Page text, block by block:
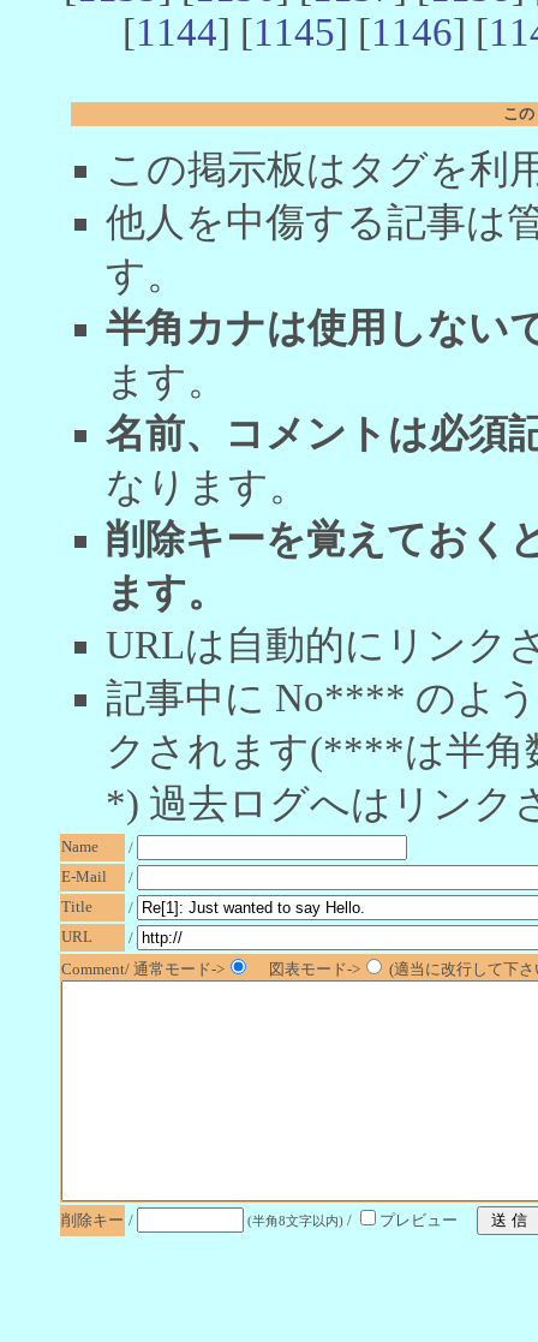
[1144] [1145] [1146] [
こ
この掲示板はタグを利
他人を中傷する記事は
す。
半角カナは使用しない
ます。
名前、コメントは必須
なります。
削除キーを覚えておく
ます。
URLは自動的にリンク
記事中に No**** のよ
クされます(****は半角
*) 過去ログへはリンク
Name
/
E-Mail
/
Title
/
URL
/
Comment/ 通常モード->
図表モード-> (適当に改行して下
削除キー / (半角8文字以内) / プレビュー